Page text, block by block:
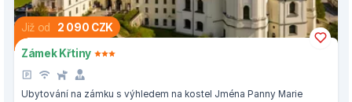
Již od 2 090 CZK
Zámek Křtiny
Ubytování na zámku s výhledem na kostel Jména Panny Marie